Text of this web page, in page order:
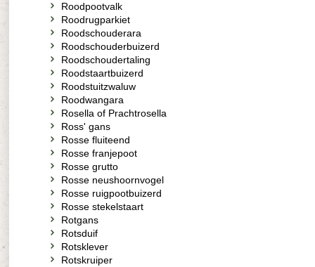
Roodpootvalk
Roodrugparkiet
Roodschouderara
Roodschouderbuizerd
Roodschoudertaling
Roodstaartbuizerd
Roodstuitzwaluw
Roodwangara
Rosella of Prachtrosella
Ross' gans
Rosse fluiteend
Rosse franjepoot
Rosse grutto
Rosse neushoornvogel
Rosse ruigpootbuizerd
Rosse stekelstaart
Rotgans
Rotsduif
Rotsklever
Rotskruiper